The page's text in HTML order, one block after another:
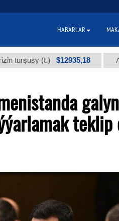
(t.) $12935,18 Az
HABARLAR